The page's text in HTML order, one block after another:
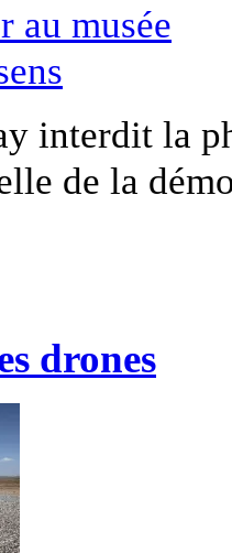
interdit la
de la
drones